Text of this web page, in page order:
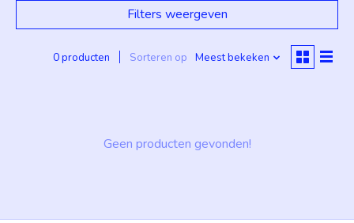
Filters weergeven
0 producten Sorteren op Meest bekeken
Geen producten gevonden!